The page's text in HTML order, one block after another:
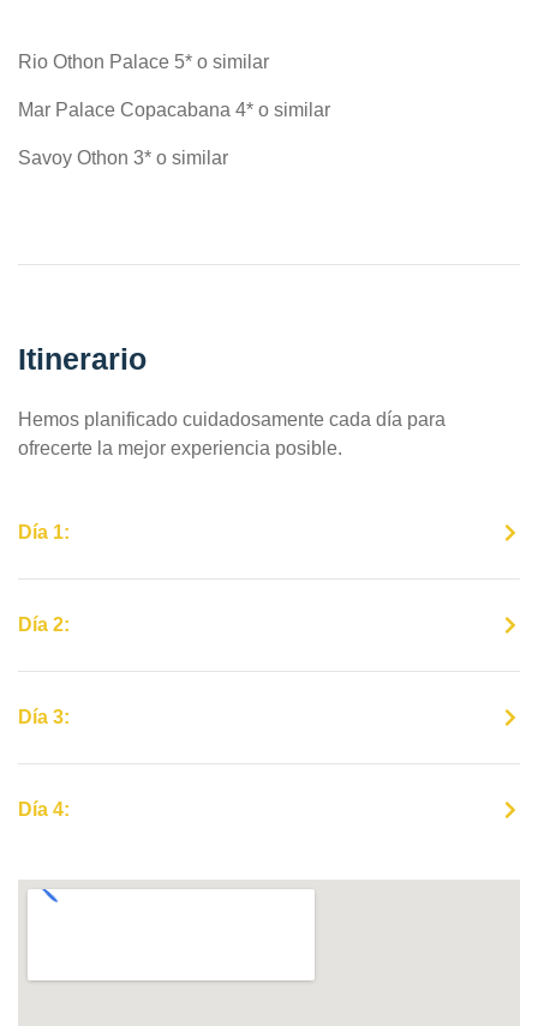
Rio Othon Palace 5* o similar
Mar Palace Copacabana 4* o similar
Savoy Othon 3* o similar
Itinerario
Hemos planificado cuidadosamente cada día para
ofrecerte la mejor experiencia posible.
Día 1:
Día 2:
Día 3:
Día 4: